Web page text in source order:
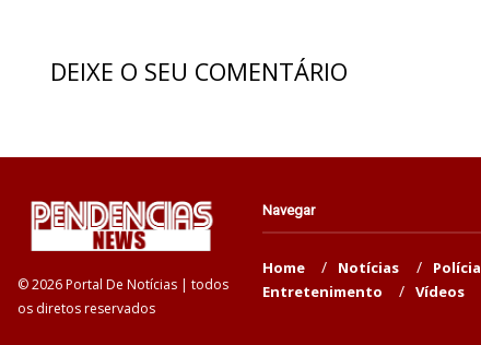
DEIXE O SEU COMENTÁRIO
© 2026 Portal De Notícias | todos
os diretos reservados
Navegar
Home Notícias Polícia
Entretenimento
Vídeos